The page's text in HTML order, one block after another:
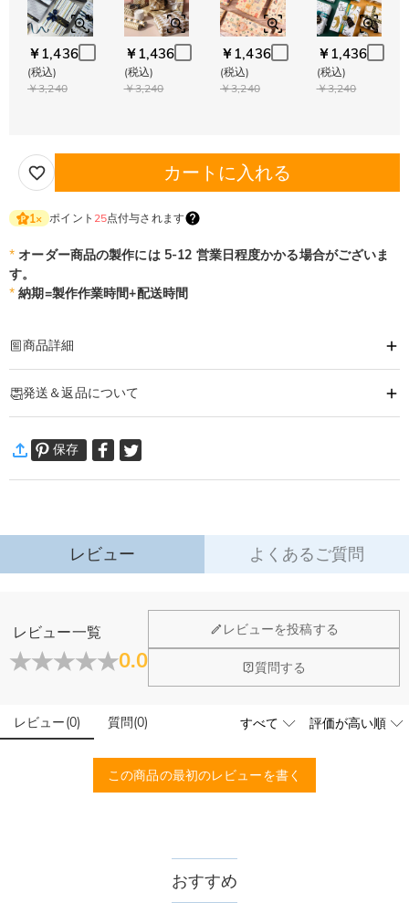
￥1,436
(税込)
￥3,240
￥1,436
(税込)
￥3,240
￥1,436
(税込)
￥3,240
￥1,436
(税込)
￥3,240
カートに入れる
1× ポイント 25点付与されます
* オーダー商品の製作には 5-12 営業日程度かかる場合がございま
す。
* 納期=製作作業時間+配送時間
商品詳細
お名前、好きな写真、画像、メッセージでオーダーメイドできる収納バスケッ
ト！
おしゃれで可愛い、実用性高く、オリジナルなストレージバスケット。
洗濯物収納 、おもちゃ収納、様々な場面で使用できる。
プレゼントとしても大歓迎！
発送＆返品について
万一、ご注文商品にご満足いただけない場合は、商品が到着後60日
保存
レビュー よくあるご質問
レビュー一覧
0.0
レビューを投稿する
質問する
レビュー(0) 質問(0)
この商品の最初のレビューを書く
おすすめ